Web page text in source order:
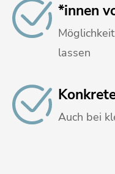
*innen
lassen
Auch bei